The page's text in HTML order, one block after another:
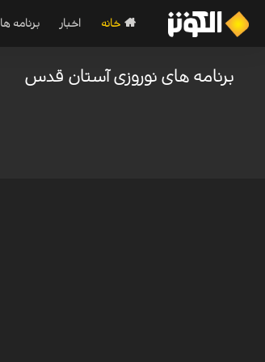
خانه اخبار برنامه ها
برنامه های نوروزی آستان قدس